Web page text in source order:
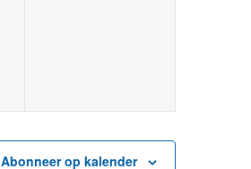
Abonneer op kalender